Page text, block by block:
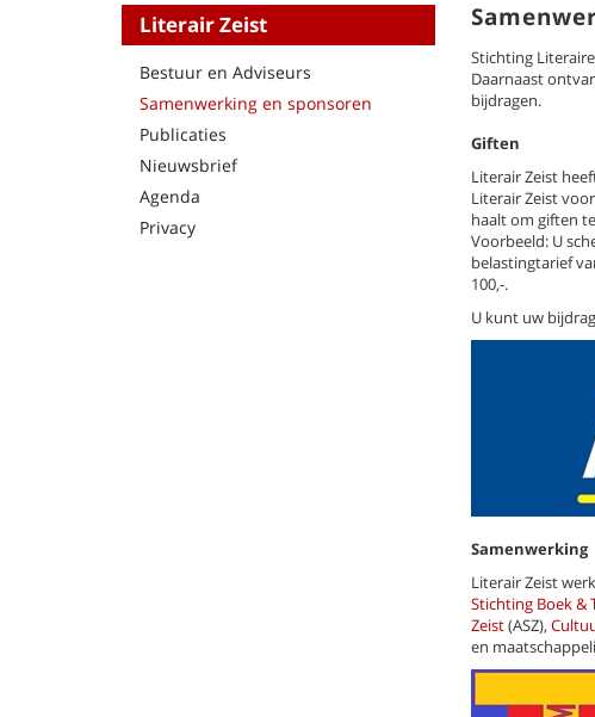
Literair Zeist
Bestuur en Adviseurs
Samenwerking en sponsoren
Publicaties
Nieuwsbrief
Agenda
Privacy
Stichting
Daarnaast
bijdragen.
Giften
Literair Zeist
Literair Zeist
haalt om giften
Voorbeeld: U
belastingtarief
100,-.
U kunt uw
Samenwerking
Literair Zeist
Stichting Boek &
Zeist(ASZ),
en